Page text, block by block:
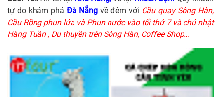
tự do khám phá Đà Nẵng về đêm với Cầu quay Sông Hàn,
Cầu Rồng phun lửa và Phun nước vào tối thứ 7 và chủ nhật
Hàng Tuần , Du thuyền trên Sông Hàn, Coffee Shop…